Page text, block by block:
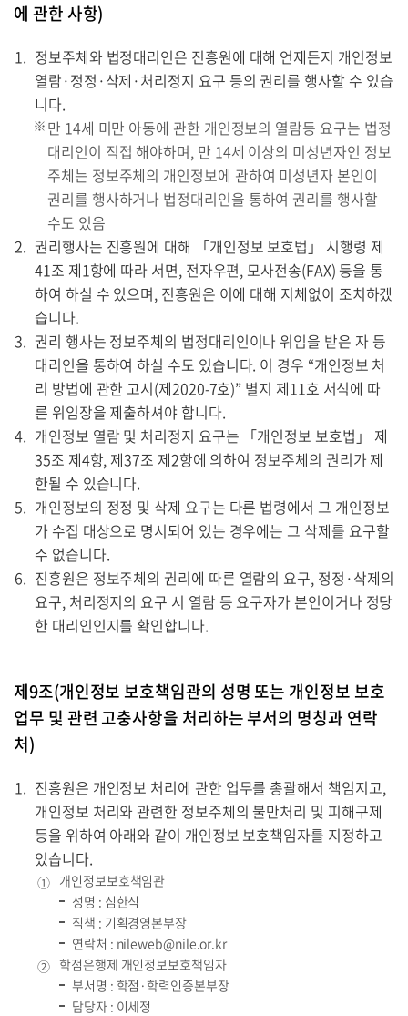
에 관한 사항)
정보주체와 법정대리인은 진흥원에 대해 언제든지 개인정보
열람·정정·삭제·처리정지 요구 등의 권리를 행사할 수 있습
니다.
만 14세 미만 아동에 관한 개인정보의 열람등 요구는 법정
대리인이 직접 해야하며, 만 14세 이상의 미성년자인 정보
주체는 정보주체의 개인정보에 관하여 미성년자 본인이
권리를 행사하거나 법정대리인을 통하여 권리를 행사할
수도 있음
권리행사는 진흥원에 대해 「개인정보 보호법」 시행령 제
41조 제1항에 따라 서면, 전자우편, 모사전송(FAX) 등을 통
하여 하실 수 있으며, 진흥원은 이에 대해 지체없이 조치하겠
습니다.
권리 행사는 정보주체의 법정대리인이나 위임을 받은 자 등
대리인을 통하여 하실 수도 있습니다. 이 경우 “개인정보 처
리 방법에 관한 고시(제2020-7호)” 별지 제11호 서식에 따
른 위임장을 제출하셔야 합니다.
개인정보 열람 및 처리정지 요구는 「개인정보 보호법」 제
35조 제4항, 제37조 제2항에 의하여 정보주체의 권리가 제
한될 수 있습니다.
개인정보의 정정 및 삭제 요구는 다른 법령에서 그 개인정보
가 수집 대상으로 명시되어 있는 경우에는 그 삭제를 요구할
수 없습니다.
진흥원은 정보주체의 권리에 따른 열람의 요구, 정정·삭제의
요구, 처리정지의 요구 시 열람 등 요구자가 본인이거나 정당
한 대리인인지를 확인합니다.
제9조(개인정보 보호책임관의 성명 또는 개인정보 보호
업무 및 관련 고충사항을 처리하는 부서의 명칭과 연락
처)
진흥원은 개인정보 처리에 관한 업무를 총괄해서 책임지고,
개인정보 처리와 관련한 정보주체의 불만처리 및 피해구제
등을 위하여 아래와 같이 개인정보 보호책임자를 지정하고
있습니다.
① 개인정보보호책임관
성명 : 심한식
직책 : 기획경영본부장
연락처 : nileweb@nile.or.kr
② 학점은행제 개인정보보호책임자
부서명 : 학점·학력인증본부장
담당자 : 이세정